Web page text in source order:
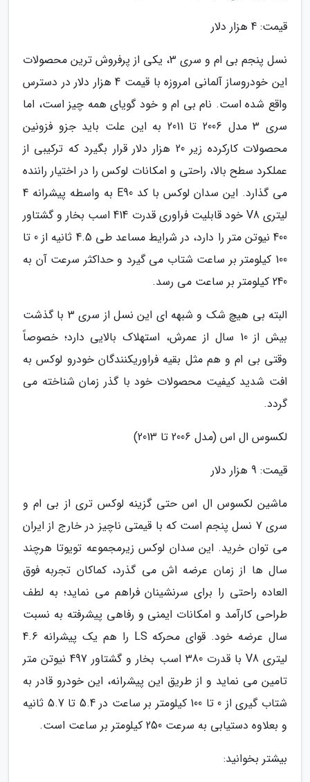
قیمت: 4 هزار دلار
نسل پنجم بی ام و سری 3، یکی از پرفروش ترین محصولات
این خودروساز آلمانی امروزه با قیمت 4 هزار دلار در دسترس
واقع شده است. نام بی ام و خود گویای همه چیز است، اما
سری 3 مدل 2006 تا 2011 به این علت باید جزو فزونین
محصولات کارکرده زیر 20 هزار دلار قرار بگیرد که ترکیبی از
عملکرد سطح بالا، راحتی و امکانات لوکس را در اختیار راننده
می گذارد. این سدان لوکس با کد E90 به واسطه پیشرانه 4
لیتری V8 خود قابلیت فراوری قدرت 414 اسب بخار و گشتاور
400 نیوتن متر را دارد، در شرایط مساعد طی 4.5 ثانیه از 0 تا
100 کیلومتر بر ساعت شتاب می گیرد و حداکثر سرعت آن به
240 کیلومتر بر ساعت می رسد.
البته بی هیچ شک و شبهه ای این نسل از سری 3 با گذشت
بیش از 10 سال از عمرش، استهلاک بالایی دارد؛ خصوصاً
وقتی بی ام و هم مثل بقیه فراوریکنندگان خودرو لوکس به
افت شدید کیفیت محصولات خود با گذر زمان شناخته می
گردد.
لکسوس ال اس (مدل 2006 تا 2013)
قیمت: 9 هزار دلار
ماشین لکسوس ال اس حتی گزینه لوکس تری از بی ام و
سری 7 نسل پنجم است که با قیمتی ناچیز در خارج از ایران
می توان خرید. این سدان لوکس زیرمجموعه تویوتا هرچند
سال ها از زمان عرضه اش می گذرد، کماکان تجربه فوق
العاده راحتی را برای سرنشینان فراهم می نماید؛ به لطف
طراحی کارآمد و امکانات ایمنی و رفاهی پیشرفته به نسبت
سال عرضه خود. قوای محرکه LS را هم یک پیشرانه 4.6
لیتری V8 با قدرت 380 اسب بخار و گشتاور 497 نیوتن متر
تامین می نماید و از طریق این پیشرانه، این خودرو قادر به
شتاب گیری از 0 تا 100 کیلومتر بر ساعت در 5.4 تا 5.7 ثانیه
و بعلاوه دستیابی به سرعت 250 کیلومتر بر ساعت است.
بیشتر بخوانید: